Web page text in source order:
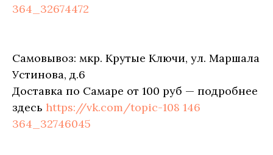
364_32674472
Самовывоз: мкр. Крутые Ключи, ул. Маршала
Устинова, д.6
Доставка по Самаре от 100 руб — подробнее
здесь https://vk.com/topic-108 146
364_32746045